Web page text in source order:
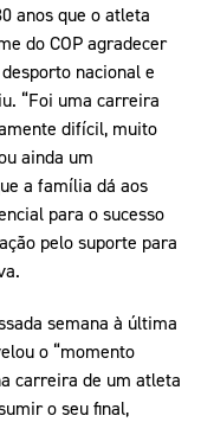
anos que o atleta
do COP agradecer
nacional e
“Foi uma carreira
difícil, muito
ainda um
a família dá aos
para o sucesso
pelo suporte para
semana à última
o “momento
carreira de um atleta
o seu final,